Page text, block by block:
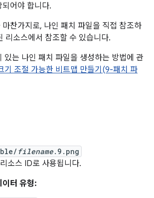
어야 합니다.
마찬가지로, 나인 패치 파일을 직접 참조하
리소스에서 참조할 수 있습니다.
있는 나인 패치 파일을 생성하는 방법에 관
기 조절 가능한 비트맵 만들기(9-패치 파
filename.9.png
소스 ID로 사용됩니다.
이터 유형: